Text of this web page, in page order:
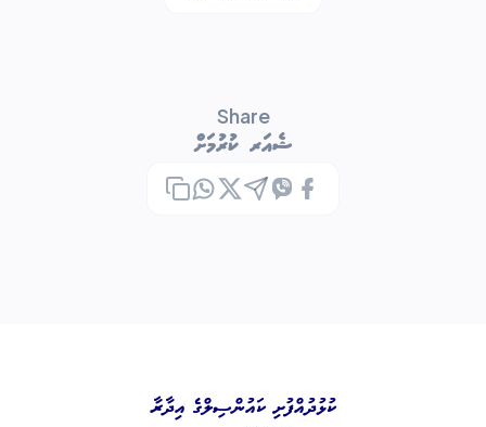
Share
ޝެއަރ ކުރުމަށް
ކުޅުދުއްފުށި ކައުންސިލްގެ އިދާރާ